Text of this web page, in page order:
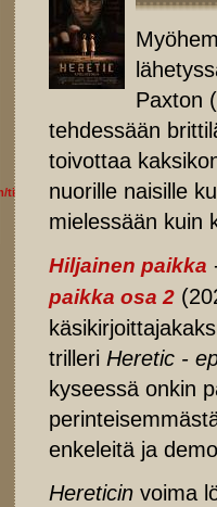
tt28015403/fullcredits/?
Paxton (
tehdessään
toivottaa
nuorille naisille
mielessään kuin
Hiljainen paikka
paikka osa 2
trilleri Heretic -
kyseessä onkin
enkeleitä ja
Hereticin voima